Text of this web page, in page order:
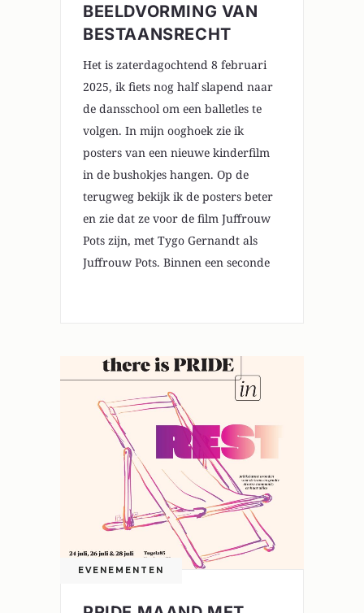
BEELDVORMING VAN
BESTAANSRECHT
Het is zaterdagochtend 8 februari
2025, ik fiets nog half slapend naar
de dansschool om een balletles te
volgen. In mijn ooghoek zie ik
posters van een nieuwe kinderfilm
in de bushokjes hangen. Op de
terugweg bekijk ik de posters beter
en zie dat ze voor de film Juffrouw
Pots zijn, met Tygo Gernandt als
Juffrouw Pots. Binnen een seconde
EVENEMENTEN